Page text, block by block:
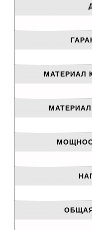
МАТЕРИАЛ